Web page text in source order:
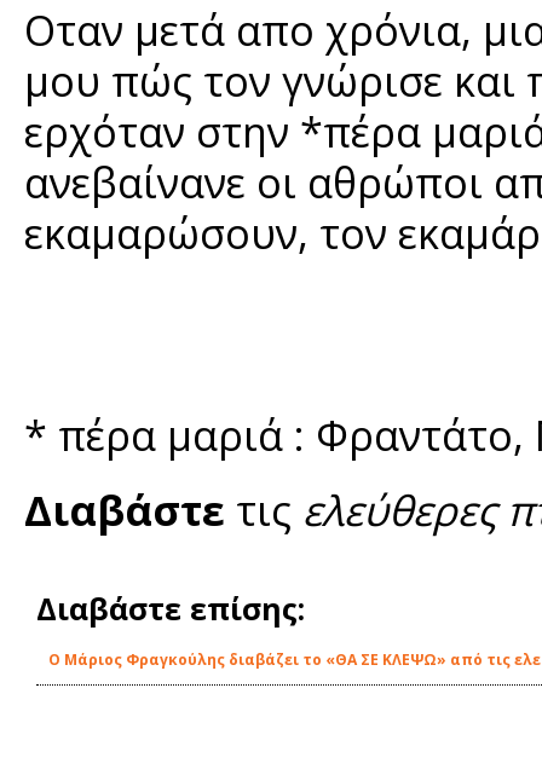
Οταν μετά απο χρόνια,
μου πώς τον γνώρισε και
ερχόταν στην *πέρα
ανεβαίνανε οι αθρώποι
εκαμαρώσουν, τον
* πέρα μαριά :
Διαβάστε τις ελεύθερες
Διαβάστε επίσης:
O Μάριος Φραγκούλης διαβάζει το «ΘΑ ΣΕ ΚΛΕΨΩ» από τις